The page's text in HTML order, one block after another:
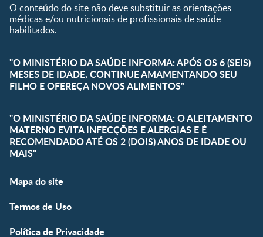
O conteúdo do site não deve substituir as orientações
médicas e/ou nutricionais de profissionais de saúde
habilitados.
"O MINISTÉRIO DA SAÚDE INFORMA: APÓS OS 6 (SEIS)
MESES DE IDADE, CONTINUE AMAMENTANDO SEU
FILHO E OFEREÇA NOVOS ALIMENTOS"
"O MINISTÉRIO DA SAÚDE INFORMA: O ALEITAMENTO
MATERNO EVITA INFECÇÕES E ALERGIAS E É
RECOMENDADO ATÉ OS 2 (DOIS) ANOS DE IDADE OU
MAIS"
Mapa do site
Termos de Uso
Política de Privacidade